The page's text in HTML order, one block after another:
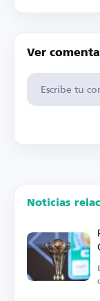
Ver
Noticias